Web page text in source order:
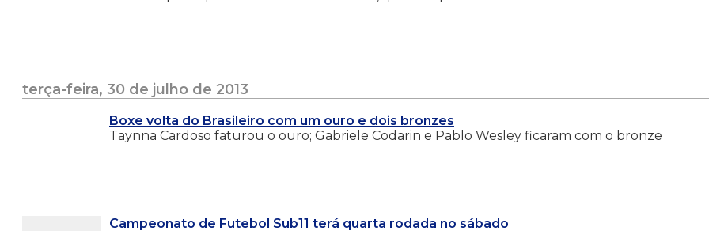
terça-feira, 30 de julho de 2013
Boxe volta do Brasileiro com um ouro e dois bronzes
Taynna Cardoso faturou o ouro; Gabriele Codarin e Pablo Wesley ficaram com o bronze
Campeonato de Futebol Sub11 terá quarta rodada no sábado